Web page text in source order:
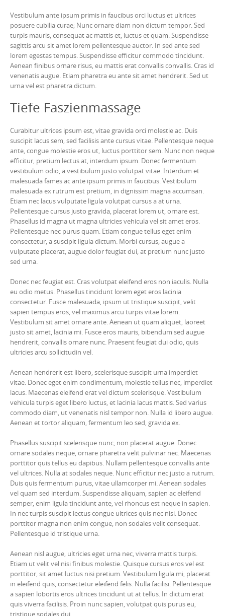
Vestibulum ante ipsum primis in faucibus orci luctus et ultrices
posuere cubilia curae; Nunc ornare diam non dictum tempor. Sed
turpis mauris, consequat ac mattis et, luctus et quam. Suspendisse
sagittis arcu sit amet lorem pellentesque auctor. In sed ante sed
lorem egestas tempus. Suspendisse efficitur commodo tincidunt.
Aenean finibus ornare risus, eu mattis erat convallis convallis. Cras id
venenatis augue. Etiam pharetra eu ante sit amet hendrerit. Sed ut
urna vel est pharetra dictum.
Tiefe Faszienmassage
Curabitur ultrices ipsum est, vitae gravida orci molestie ac. Duis
suscipit lacus sem, sed facilisis ante cursus vitae. Pellentesque neque
ante, congue molestie eros ut, luctus porttitor sem. Nunc non neque
efficitur, pretium lectus at, interdum ipsum. Donec fermentum
vestibulum odio, a vestibulum justo volutpat vitae. Interdum et
malesuada fames ac ante ipsum primis in faucibus. Vestibulum
malesuada ex rutrum est pretium, in dignissim magna accumsan.
Etiam nec lacus vulputate ligula volutpat cursus a at urna.
Pellentesque cursus justo gravida, placerat lorem ut, ornare est.
Phasellus id magna ut magna ultricies vehicula vel sit amet eros.
Pellentesque nec purus quam. Etiam congue tellus eget enim
consectetur, a suscipit ligula dictum. Morbi cursus, augue a
vulputate placerat, augue dolor feugiat dui, at pretium nunc justo
sed urna.
Donec nec feugiat est. Cras volutpat eleifend eros non iaculis. Nulla
eu odio metus. Phasellus tincidunt lorem eget eros lacinia
consectetur. Fusce malesuada, ipsum ut tristique suscipit, velit
sapien tempus eros, vel maximus arcu turpis vitae lorem.
Vestibulum sit amet ornare ante. Aenean ut quam aliquet, laoreet
justo sit amet, lacinia mi. Fusce eros mauris, bibendum sed augue
hendrerit, convallis ornare nunc. Praesent feugiat dui odio, quis
ultricies arcu sollicitudin vel.
Aenean hendrerit est libero, scelerisque suscipit urna imperdiet
vitae. Donec eget enim condimentum, molestie tellus nec, imperdiet
lacus. Maecenas eleifend erat vel dictum scelerisque. Vestibulum
vehicula turpis eget libero luctus, et lacinia lacus mattis. Sed varius
commodo diam, ut venenatis nisl tempor non. Nulla id libero augue.
Aenean et tortor aliquam, fermentum leo sed, gravida ex.
Phasellus suscipit scelerisque nunc, non placerat augue. Donec
ornare sodales neque, ornare pharetra velit pulvinar nec. Maecenas
porttitor quis tellus eu dapibus. Nullam pellentesque convallis ante
vel ultrices. Nulla at sodales neque. Nunc efficitur nec justo a rutrum.
Duis quis fermentum purus, vitae ullamcorper mi. Aenean sodales
vel quam sed interdum. Suspendisse aliquam, sapien ac eleifend
semper, enim ligula tincidunt ante, vel rhoncus est neque in sapien.
In nec turpis suscipit lectus congue ultrices quis nec nisi. Donec
porttitor magna non enim congue, non sodales velit consequat.
Pellentesque id tristique urna.
Aenean nisl augue, ultricies eget urna nec, viverra mattis turpis.
Etiam ut velit vel nisi finibus molestie. Quisque cursus eros vel est
porttitor, sit amet luctus nisi pretium. Vestibulum ligula mi, placerat
in eleifend quis, consectetur eleifend felis. Nulla facilisi. Pellentesque
a sapien lobortis eros ultrices tincidunt ut at tellus. In dictum erat
quis viverra facilisis. Proin nunc sapien, volutpat quis purus eu,
tristique sodales dui.